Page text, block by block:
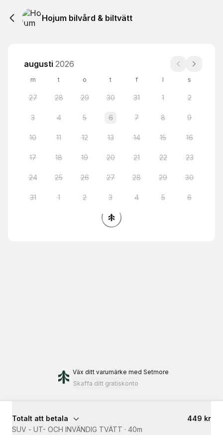
Hojum bilvård & biltvätt
augusti 2026
m t o t f l s
27 28 29 30 31 1 2
3 4 5 6 7 8 9
10 11 12 13 14 15 16
17 18 19 20 21 22 23
24 25 26 27 28 29 30
31 1 2 3 4 5 6
Väx ditt varumärke med Setmore
Skaffa ditt gratiskonto
Totalt att betala
449 kr
SUV - UT- OCH INVÄNDIG TVÄTT · 40m